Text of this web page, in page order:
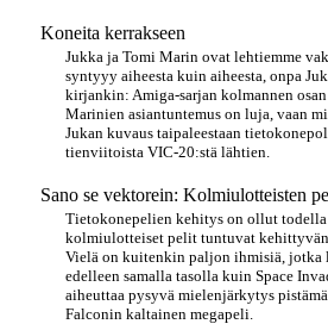
Koneita kerrakseen
Jukka ja Tomi Marin ovat lehtiemme
syntyyy aiheesta kuin aiheesta, onpa
kirjankin: Amiga-sarjan kolmannen
Marinien asiantuntemus on luja, vaan
Jukan kuvaus taipaleestaan
tienviitoista VIC-20:stä lähtien.
Sano se vektorein: Kolmiulotteisten
Tietokonepelien kehitys on ollut
kolmiulotteiset pelit tuntuvat
Vielä on kuitenkin paljon ihmisiä, jotka
edelleen samalla tasolla kuin Space
aiheuttaa pysyvä mielenjärkytys
Falconin kaltainen megapeli.